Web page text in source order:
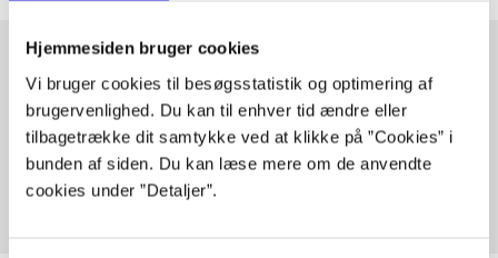
Hjemmesiden bruger cookies
Vi bruger cookies til besøgsstatistik og optimering af
brugervenlighed. Du kan til enhver tid ændre eller
tilbagetrække dit samtykke ved at klikke på ”Cookies” i
bunden af siden. Du kan læse mere om de anvendte
cookies under ”Detaljer”.
Artikler med samme emner
Fra